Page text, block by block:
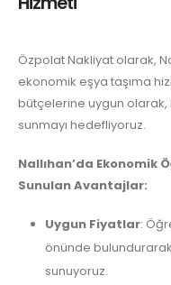
Özpolat Nakliyat olarak,
ekonomik eşya taşıma
bütçelerine uygun olarak,
sunmayı hedefliyoruz.
Nallıhan’da Ekonomik
Sunulan Avantajlar:
Uygun Fiyatlar:
önünde
sunuyoruz.